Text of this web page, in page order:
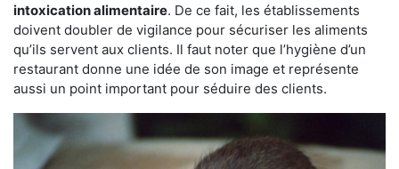
intoxication alimentaire. De ce fait, les établissements
doivent doubler de vigilance pour sécuriser les aliments
qu’ils servent aux clients. Il faut noter que l’hygiène d’un
restaurant donne une idée de son image et représente
aussi un point important pour séduire des clients.